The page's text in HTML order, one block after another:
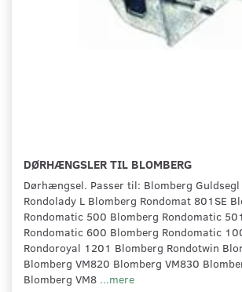
DØRHÆNGSLER TIL BLOMBERG
Dørhængsel. Passer til: Blomberg
Rondolady L Blomberg Rondomat 801SE
Rondomatic 500 Blomberg Rondomatic
Rondomatic 600 Blomberg Rondomatic
Rondoroyal 1201 Blomberg Rondotwin
Blomberg VM820 Blomberg VM830
Blomberg VM8 ...mere